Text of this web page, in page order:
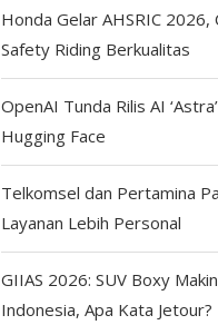
Honda Gelar AHSRIC
Safety Riding Berkualitas
OpenAI Tunda Rilis AI
Hugging Face
Telkomsel dan Pertamina
Layanan Lebih Personal
GIIAS 2026: SUV Boxy
Indonesia, Apa Kata Jetour?